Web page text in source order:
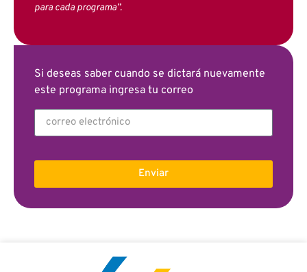
para cada programa”.
Si deseas saber cuando se dictará nuevamente
este programa ingresa tu correo
Enviar